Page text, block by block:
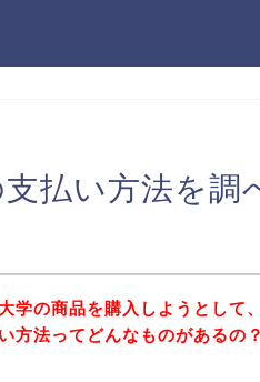
払い方法を調
学の商品を購入しようとして
方法ってどんなものがあるの